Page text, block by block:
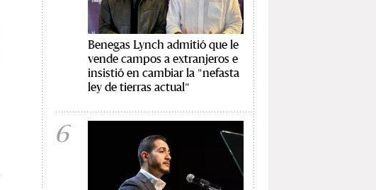
Benegas Lynch admitió que le
vende campos a extranjeros e
insistió en cambiar la "nefasta
ley de tierras actual"
6